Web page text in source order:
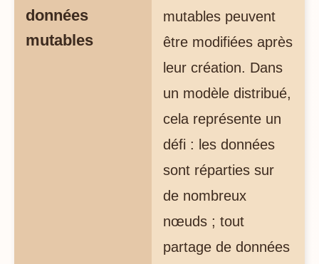
données
mutables
mutables peuvent
être modifiées après
leur création. Dans
un modèle distribué,
cela représente un
défi : les données
sont réparties sur
de nombreux
nœuds ; tout
partage de données